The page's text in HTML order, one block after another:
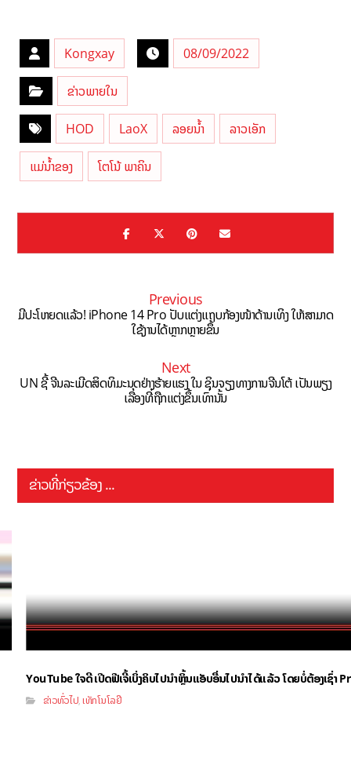
Kongxay 08/09/2022
ຂ່າວພາຍໃນ
HOD LaoX ລອຍນ້ຳ ລາວເອັກ
ແມ່ນ້ຳຂອງ ໂຕໂນ້ ພາຄິນ
Previous
ມີປະໂຫຍດແລ້ວ! iPhone 14 Pro ປັບແຕ່ງແຖບກ້ອງໜ້າດ້ານເທິງ ໃຫ້ສາມາດ
ໃຊ້ງານໄດ້ຫຼາກຫຼາຍຂຶ້ນ
Next
UN ຊີ້ ຈີນລະເມີດສິດທິມະນຸດຢ່າງຮ້າຍແຮງ ໃນ ຊິນຈຽງທາງການຈີນໂຕ້ ເປັນພຽງ
ເລື່ອງທີ່ຖືກແຕ່ງຂຶ້ນເທົ່ານັ້ນ
ຂ່າວທີ່ກ່ຽວຂ້ອງ ...
YouTube ໃຈດີ ເປີດຟີເຈີ້ເບິ່ງຄິບໄປນຳຫຼິ້ນແອັບອື່ນໄປນຳໄດ້ແລ້ວ ໂດຍບໍ່ຕ້ອງເຊົ່າ
ຂ່າວທົ່ວໄປ,ເທັກໂນໂລຢີ